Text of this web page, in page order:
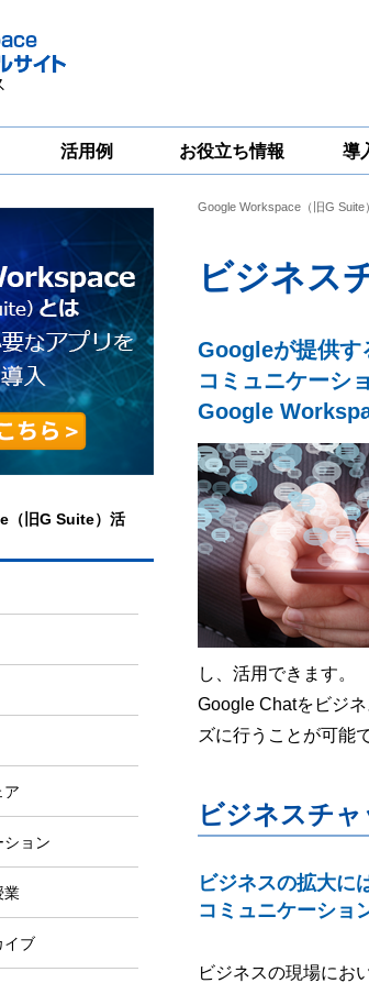
活用例 お役立ち情報 導
ビス
グループウェア
移行支援
Google
対策サービス
旧G Suite）活
ア
ション
業
イブ
Google Workspace（旧G Suite）
ビジネス
Googleが提供す
コミュニケーシ
Google
し、活用できます。
Google Chatをビジ
ズに行うことが可能
ビジネスチ
ビジネスの拡大に
コミュニケーショ
ビジネスの現場にお